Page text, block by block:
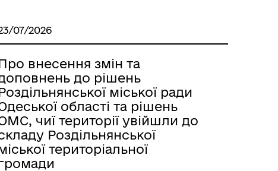
07/2026
внесення змін та
до рішень
міської ради
області та рішень
чиї території увійшли до
Роздільнянської
територіальної